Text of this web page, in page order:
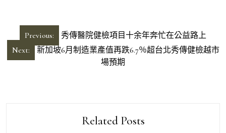
章
導
Previous:
秀傳醫院健檢項目十余年奔忙在公益路上
Next:
新加坡6月制造業產值再跌6.7％超台北秀傳健檢越市
場預期
Related Posts